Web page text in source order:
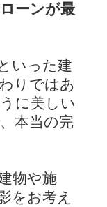
ーンが最
いった建
りではあ
に美しい
本当の完
物や施
をお考え